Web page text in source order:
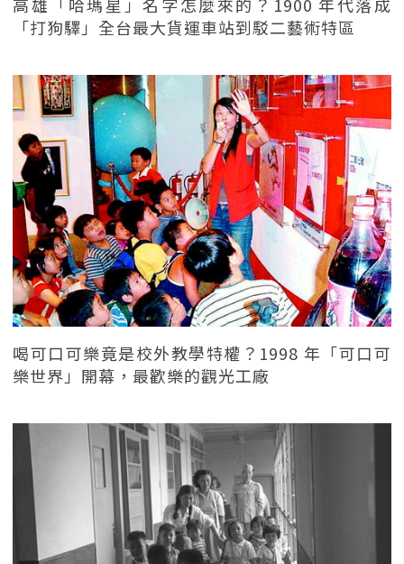
「打狗驛」全台最大貨運車站到駁二藝術特區
喝可口可樂竟是校外教學特權？1998 年「可口可
樂世界」開幕，最歡樂的觀光工廠